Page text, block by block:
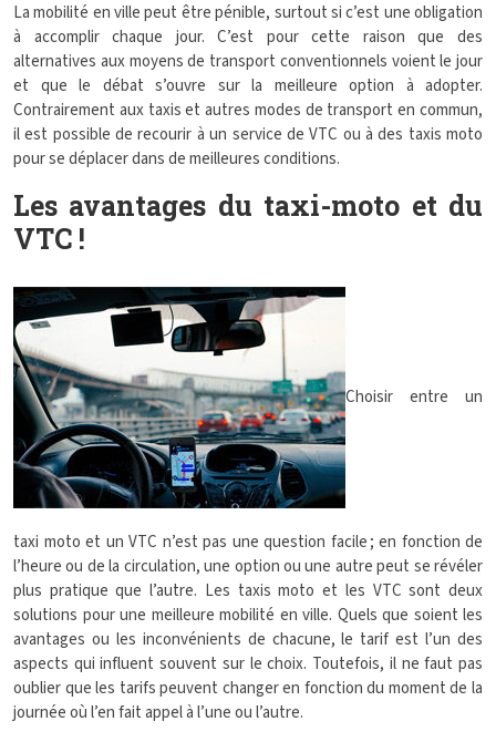
La mobilité en ville peut être pénible, surtout si c’est une obligation
à accomplir chaque jour. C’est pour cette raison que des
alternatives aux moyens de transport conventionnels voient le jour
et que le débat s’ouvre sur la meilleure option à adopter.
Contrairement aux taxis et autres modes de transport en commun,
il est possible de recourir à un service de VTC ou à des taxis moto
pour se déplacer dans de meilleures conditions.
Les avantages du taxi-moto et du
VTC !
Choisir entre un
taxi moto et un VTC n’est pas une question facile ; en fonction de
l’heure ou de la circulation, une option ou une autre peut se révéler
plus pratique que l’autre. Les taxis moto et les VTC sont deux
solutions pour une meilleure mobilité en ville. Quels que soient les
avantages ou les inconvénients de chacune, le tarif est l’un des
aspects qui influent souvent sur le choix. Toutefois, il ne faut pas
oublier que les tarifs peuvent changer en fonction du moment de la
journée où l’en fait appel à l’une ou l’autre.